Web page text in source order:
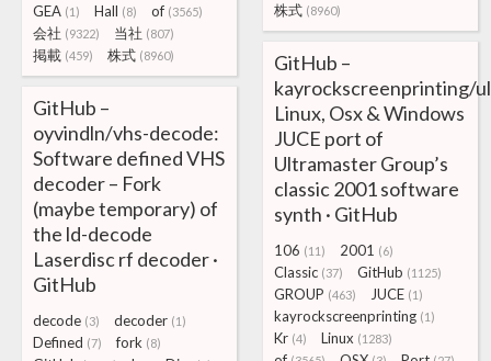
株式 (8960)
GEA (1) Hall (8) of (3565)
会社 (9322) 当社 (807)
掲載 (459) 株式 (8960)
GitHub –
kayrockscreenprinting/
Linux, Osx & Windows
JUCE port of
Ultramaster Group’s
classic 2001 software
synth · GitHub
106 (11) 2001 (6)
Classic (37) GitHub (1125)
GROUP (463) JUCE (1)
kayrockscreenprinting (1)
Kr (4) Linux (1283)
GitHub –
oyvindln/vhs-decode:
Software defined VHS
decoder – Fork
(maybe temporary) of
the ld-decode
Laserdisc rf decoder ·
GitHub
decode (3) decoder (1)
Defined (7) fork (8)